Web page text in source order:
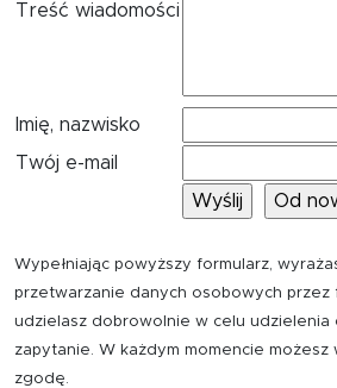
Treść wiadomości
Imię, nazwisko
Twój e-mail
Wypełniając powyższy formularz,
przetwarzanie danych osobowych przez
udzielasz dobrowolnie w celu
zapytanie. W każdym momencie możesz
zgodę.